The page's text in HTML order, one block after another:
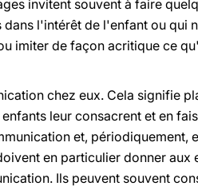
invitent souvent à faire
l'intérêt de l'enfant ou qui
imiter de façon acritique ce
chez eux. Cela signifie
leur consacrent et en
et, périodiquement,
en particulier donner aux
Ils peuvent souvent